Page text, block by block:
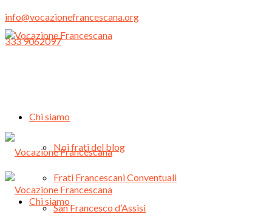
info@vocazionefrancescana.org
333 9062097
Chi siamo
Noi frati del blog
Frati Francescani Conventuali
San Francesco d’Assisi
Chi siamo